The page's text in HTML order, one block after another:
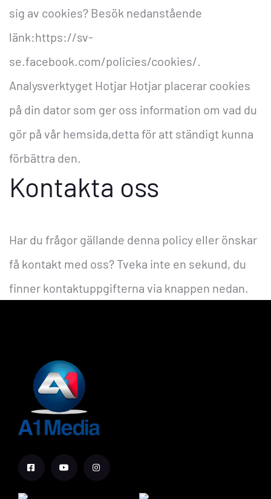
sig av cookies? Besök nedanstående
länk:https://sv-
se.facebook.com/policies/cookies/.
Analysverktyget Hotjar Hotjar placerar cookies
på din dator som ger oss information om vad du
gör på vår hemsida,detta för att ständigt kunna
förbättra den.
Kontakta oss
Har du frågor gällande denna policy eller önskar
få kontakt med oss? Tveka inte en sekund, du
finner kontaktuppgifterna via knappen nedan.